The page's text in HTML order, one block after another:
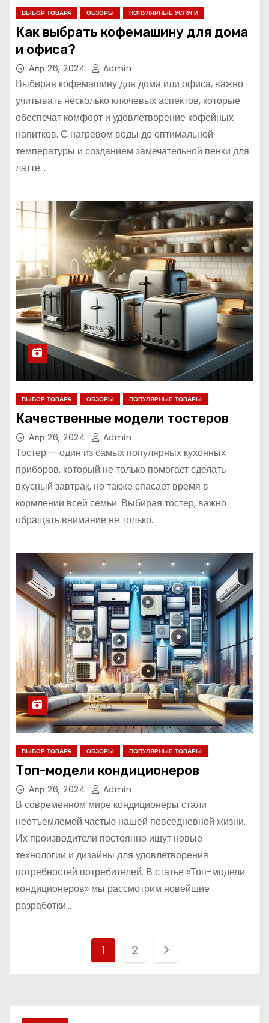
ВЫБОР ТОВАРА ОБЗОРЫ ПОПУЛЯРНЫЕ УСЛУГИ
Как выбрать кофемашину для дома
и офиса?
Апр 26, 2024 Admin
Выбирая кофемашину для дома или офиса, важно
учитывать несколько ключевых аспектов, которые
обеспечат комфорт и удовлетворение кофейных
напитков. С нагревом воды до оптимальной
температуры и созданием замечательной пенки для
латте…
ВЫБОР ТОВАРА ОБЗОРЫ ПОПУЛЯРНЫЕ ТОВАРЫ
Качественные модели тостеров
Апр 26, 2024 Admin
Тостер — один из самых популярных кухонных
приборов, который не только помогает сделать
вкусный завтрак, но также спасает время в
кормлении всей семьи. Выбирая тостер, важно
обращать внимание не только…
ВЫБОР ТОВАРА ОБЗОРЫ ПОПУЛЯРНЫЕ ТОВАРЫ
Топ-модели кондиционеров
Апр 26, 2024 Admin
В современном мире кондиционеры стали
неотъемлемой частью нашей повседневной жизни.
Их производители постоянно ищут новые
технологии и дизайны для удовлетворения
потребностей потребителей. В статье «Топ-модели
кондиционеров» мы рассмотрим новейшие
разработки…
1 2